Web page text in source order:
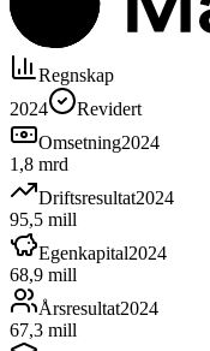
Regnskap
2024
Revidert
Omsetning2024
1,8 mrd
Driftsresultat2024
95,5 mill
Egenkapital2024
68,9 mill
Årsresultat2024
67,3 mill